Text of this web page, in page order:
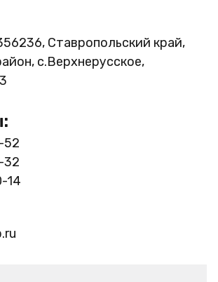
Ставропольский край,
с.Верхнерусское,
52
32
14